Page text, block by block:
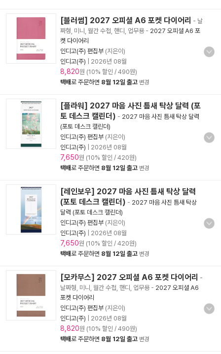
[블러썸] 2027 오피셜 A6 포켓 다이어리 - 날
짜형, 미니, 월간 수첩, 핸디, 업무용- 2027 오피셜 A6 포
켓 다이어리
인디고(주) 편집부 (지은이)
인디고(주)
2026년 08월
8,820원 (10% 할인 / 490원)
택배로 주문하면 8월 12일 출고 변경
[플라워] 2027 마음 사진 틈새 탁상 달력 (포
토 데스크 캘린더) - 2027 마음 사진 틈새 탁상 달력
(포토 데스크 캘린더)
인디고(주) 편집부 (지은이)
인디고(주)
2026년 08월
7,650원 (10% 할인 / 420원)
택배로 주문하면 8월 12일 출고 변경
[레인보우] 2027 마음 사진 틈새 탁상 달력
(포토 데스크 캘린더) - 2027 마음 사진 틈새 탁상
달력 (포토 데스크 캘린더)
인디고(주) 편집부 (지은이)
인디고(주)
2026년 08월
7,650원 (10% 할인 / 420원)
택배로 주문하면 8월 12일 출고 변경
[모카무스] 2027 오피셜 A6 포켓 다이어리 -
날짜형, 미니, 월간 수첩, 핸디, 업무용- 2027 오피셜 A6
포켓 다이어리
인디고(주) 편집부 (지은이)
인디고(주)
2026년 08월
8,820원 (10% 할인 / 490원)
택배로 주문하면 8월 12일 출고 변경